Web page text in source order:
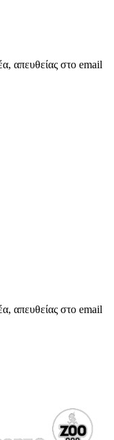
απευθείας στο email
απευθείας στο email